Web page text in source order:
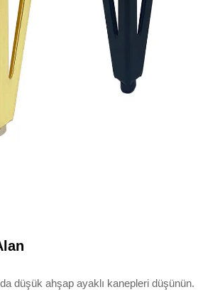
düşük ahşap ayaklı kanepleri düşünün.